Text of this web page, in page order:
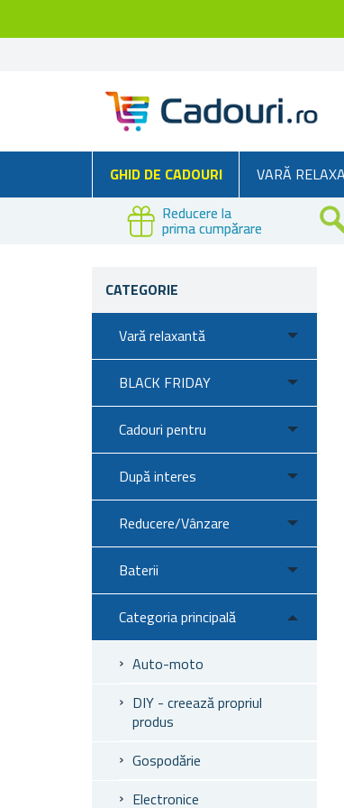
GHID DE CADOURI VARĂ
Reducere la
prima cumpărare
CATEGORIE
Vară relaxantă
BLACK FRIDAY
Cadouri pentru
După interes
Reducere/Vânzare
Baterii
Categoria principală
Auto-moto
DIY - creează propriul
produs
Gospodărie
Electronice